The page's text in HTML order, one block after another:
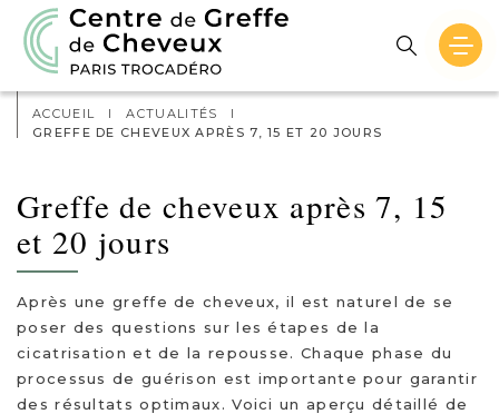
Actualités
Contact
ACCUEIL I ACTUALITÉS
I
GREFFE DE CHEVEUX APRÈS 7, 15 ET 20 JOURS
Greffe de cheveux après 7, 15
et 20 jours
Après une greffe de cheveux, il est naturel de se
poser des questions sur les étapes de la
cicatrisation et de la repousse. Chaque phase du
processus de guérison est importante pour garantir
des résultats optimaux. Voici un aperçu détaillé de